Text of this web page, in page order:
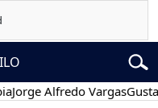
Alfredo VargasGustavo